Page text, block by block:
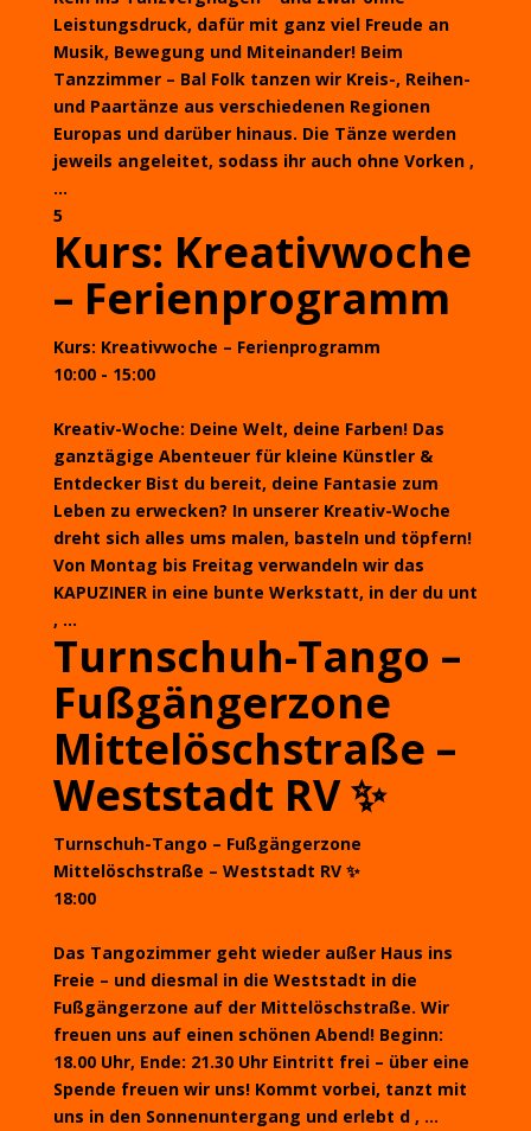
Leistungsdruck, dafür mit ganz viel Freude an
Musik, Bewegung und Miteinander! Beim
Tanzzimmer – Bal Folk tanzen wir Kreis-, Reihen-
und Paartänze aus verschiedenen Regionen
Europas und darüber hinaus. Die Tänze werden
jeweils angeleitet, sodass ihr auch ohne Vorken ,
...
5
Kurs: Kreativwoche
– Ferienprogramm
Kurs: Kreativwoche – Ferienprogramm
10:00 - 15:00
Kreativ-Woche: Deine Welt, deine Farben! Das
ganztägige Abenteuer für kleine Künstler &
Entdecker Bist du bereit, deine Fantasie zum
Leben zu erwecken? In unserer Kreativ-Woche
dreht sich alles ums malen, basteln und töpfern!
Von Montag bis Freitag verwandeln wir das
KAPUZINER in eine bunte Werkstatt, in der du unt
, ...
Turnschuh-Tango –
Fußgängerzone
Mittelöschstraße –
Weststadt RV ✨
Turnschuh-Tango – Fußgängerzone
Mittelöschstraße – Weststadt RV ✨
18:00
Das Tangozimmer geht wieder außer Haus ins
Freie – und diesmal in die Weststadt in die
Fußgängerzone auf der Mittelöschstraße. Wir
freuen uns auf einen schönen Abend! Beginn:
18.00 Uhr, Ende: 21.30 Uhr Eintritt frei – über eine
Spende freuen wir uns! Kommt vorbei, tanzt mit
uns in den Sonnenuntergang und erlebt d , ...